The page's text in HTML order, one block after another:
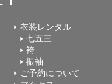
衣装レンタル
七五三
袴
振袖
ご予約について